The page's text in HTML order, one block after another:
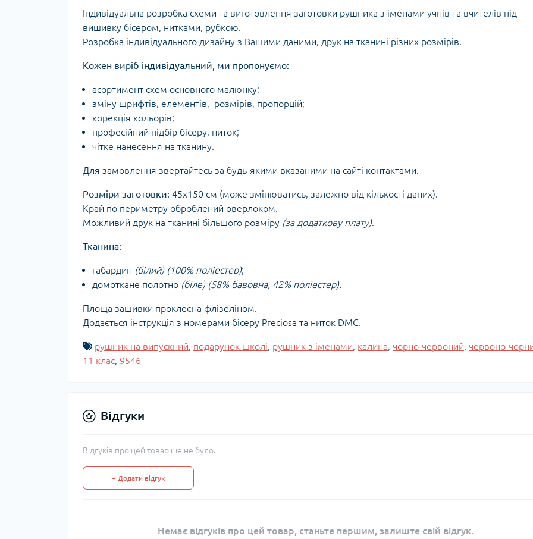
Індивідуальна розробка схеми та виготовлення заготовки рушника з іменами учнів та вчителів під
вишивку бісером, нитками, рубкою.
Розробка індивідуального дизайну з Вашими даними, друк на тканині різних розмірів.
Кожен виріб індивідуальний, ми пропонуємо:
асортимент схем основного малюнку;
зміну шрифтів, елементів, розмірів, пропорцій;
корекція кольорів;
професійний підбір бісеру, ниток;
чітке нанесення на тканину.
Для замовлення звертайтесь за будь-якими вказаними на сайті контактами.
Розміри заготовки: 45х150 см (може змінюватись, залежно від кількості даних).
Край по периметру оброблений оверлоком.
Можливий друк на тканині більшого розміру (за додаткову плату).
Тканина:
габардин (білий) (100% поліестер);
домоткане полотно (біле) (58% бавовна, 42% поліестер).
Площа зашивки проклеєна флізеліном.
Додається інструкція з номерами бісеру Preciosa та ниток DMC.
рушник на випускний, подарунок школі, рушник з іменами, калина, чорно-червоний, червоно-
11 клас, 9546
Відгуки
Відгуків про цей товар ще не було.
+ Додати відгук
Немає відгуків про цей товар, станьте першим, залиште свій відгук.